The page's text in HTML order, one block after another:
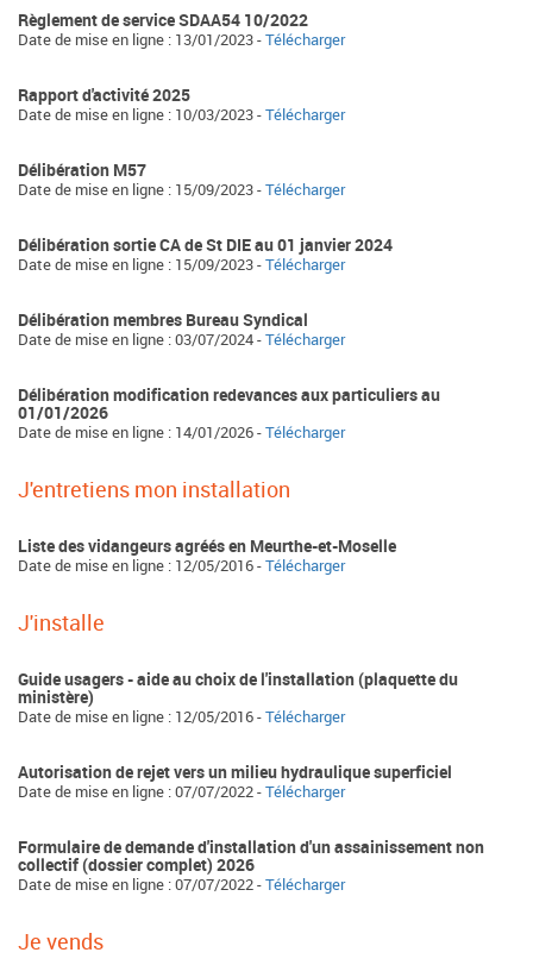
Règlement de service SDAA54 10/2022
Date de mise en ligne : 13/01/2023 -Télécharger
Rapport d'activité 2025
Date de mise en ligne : 10/03/2023 -Télécharger
Délibération M57
Date de mise en ligne : 15/09/2023 -Télécharger
Délibération sortie CA de St DIE au 01 janvier 2024
Date de mise en ligne : 15/09/2023 -Télécharger
Délibération membres Bureau Syndical
Date de mise en ligne : 03/07/2024 -Télécharger
Délibération modification redevances aux particuliers au
01/01/2026
Date de mise en ligne : 14/01/2026 -Télécharger
J'entretiens mon installation
Liste des vidangeurs agréés en Meurthe-et-Moselle
Date de mise en ligne : 12/05/2016 -Télécharger
J'installe
Guide usagers - aide au choix de l'installation (plaquette du
ministère)
Date de mise en ligne : 12/05/2016 -Télécharger
Autorisation de rejet vers un milieu hydraulique superficiel
Date de mise en ligne : 07/07/2022 -Télécharger
Formulaire de demande d'installation d'un assainissement non
collectif (dossier complet) 2026
Date de mise en ligne : 07/07/2022 -Télécharger
Je vends